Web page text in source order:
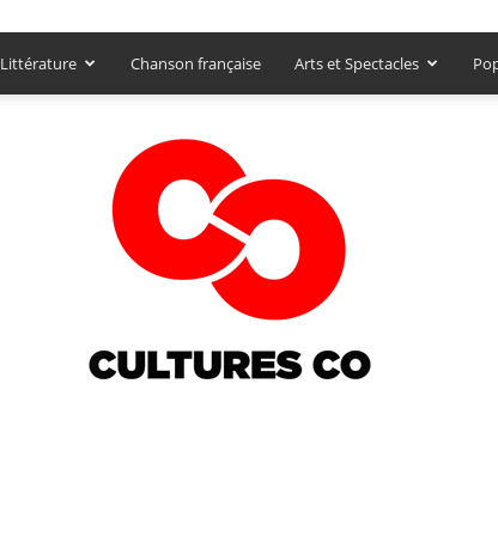
Littérature Chanson française Arts et Spectacles